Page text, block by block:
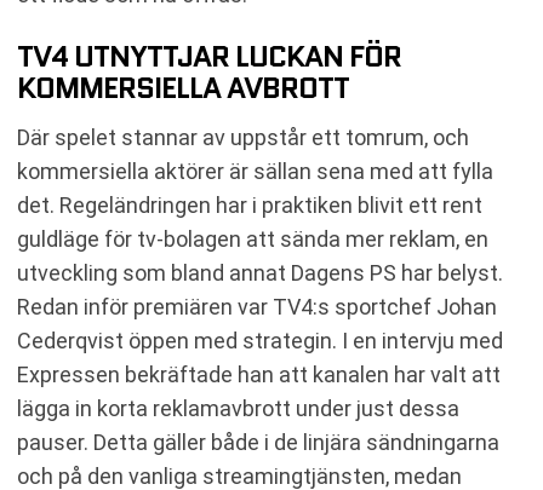
TV4 UTNYTTJAR LUCKAN FÖR
KOMMERSIELLA AVBROTT
Där spelet stannar av uppstår ett tomrum, och
kommersiella aktörer är sällan sena med att fylla
det. Regeländringen har i praktiken blivit ett rent
guldläge för tv-bolagen att sända mer reklam, en
utveckling som bland annat Dagens PS har belyst.
Redan inför premiären var TV4:s sportchef Johan
Cederqvist öppen med strategin. I en intervju med
Expressen bekräftade han att kanalen har valt att
lägga in korta reklamavbrott under just dessa
pauser. Detta gäller både i de linjära sändningarna
och på den vanliga streamingtjänsten, medan